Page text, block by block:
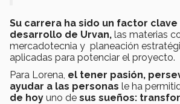
Su carrera ha sido un factor
desarrollo de Urvan, las materias
mercadotecnia y planeación
aplicadas para potenciar el proyecto.
Para Lorena, el tener pasión,
ayudar a las personas le ha
de hoy uno de sus sueños: